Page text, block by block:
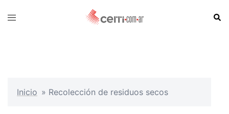
Toggle
Inicio » Recolección de residuos secos